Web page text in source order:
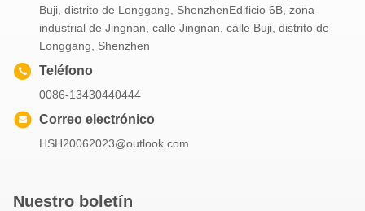
Buji, distrito de Longgang, ShenzhenEdificio 6B, zona
industrial de Jingnan, calle Jingnan, calle Buji, distrito de
Longgang, Shenzhen
Teléfono
0086-13430440444
Correo electrónico
HSH20062023@outlook.com
Nuestro boletín